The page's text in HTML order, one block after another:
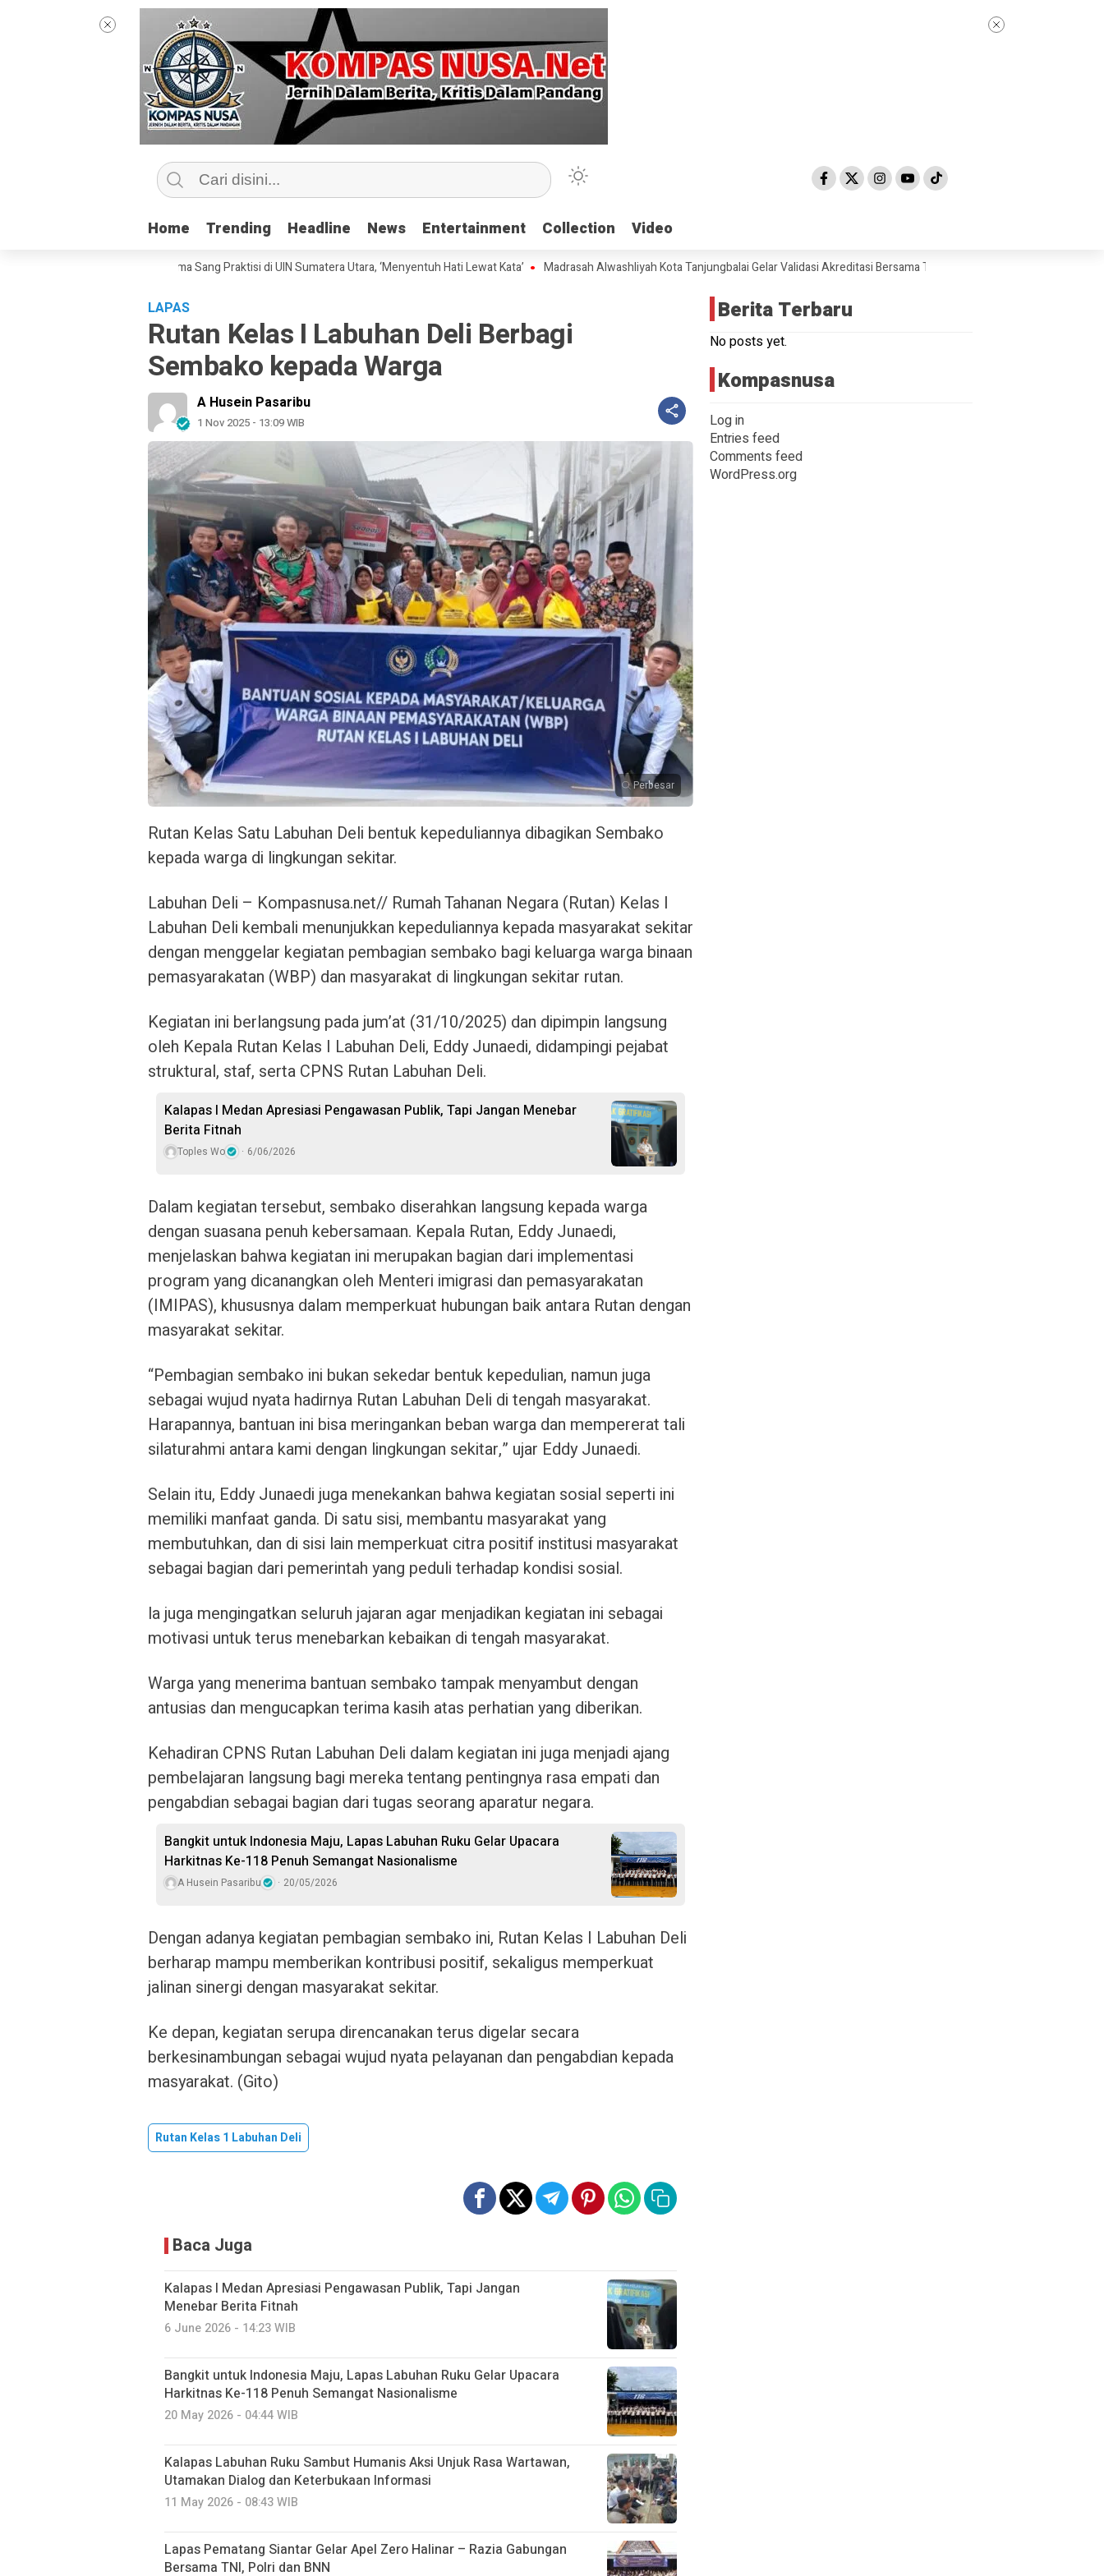
Home Trending Headline News Entertainment Collection Video
Home Trending Headline News Entertainment Collection Video
Kelas Jurnalisme Bersama Sang Praktisi di UIN Sumatera Utara, ‘Menyentuh Hati Lewat Kata’ Madrasah Alwashliyah Kota Tanjungbalai Gelar Validasi Akreditasi Bersama Tim Asesor BAN-PDM Tahun 2026
LAPAS
Rutan Kelas I Labuhan Deli Berbagi
Sembako kepada Warga
A Husein Pasaribu
1 Nov 2025 - 13:09 WIB
Perbesar
Rutan Kelas Satu Labuhan Deli bentuk kepeduliannya dibagikan Sembako
kepada warga di lingkungan sekitar.
Labuhan Deli – Kompasnusa.net// Rumah Tahanan Negara (Rutan) Kelas I
Labuhan Deli kembali menunjukkan kepeduliannya kepada masyarakat sekitar
dengan menggelar kegiatan pembagian sembako bagi keluarga warga binaan
pemasyarakatan (WBP) dan masyarakat di lingkungan sekitar rutan.
Kegiatan ini berlangsung pada jum’at (31/10/2025) dan dipimpin langsung
oleh Kepala Rutan Kelas I Labuhan Deli, Eddy Junaedi, didampingi pejabat
struktural, staf, serta CPNS Rutan Labuhan Deli.
Kalapas I Medan Apresiasi Pengawasan Publik, Tapi Jangan Menebar
Berita Fitnah
Toples Wo 6/06/2026
Dalam kegiatan tersebut, sembako diserahkan langsung kepada warga
dengan suasana penuh kebersamaan. Kepala Rutan, Eddy Junaedi,
menjelaskan bahwa kegiatan ini merupakan bagian dari implementasi
program yang dicanangkan oleh Menteri imigrasi dan pemasyarakatan
(IMIPAS), khususnya dalam memperkuat hubungan baik antara Rutan dengan
masyarakat sekitar.
“Pembagian sembako ini bukan sekedar bentuk kepedulian, namun juga
sebagai wujud nyata hadirnya Rutan Labuhan Deli di tengah masyarakat.
Harapannya, bantuan ini bisa meringankan beban warga dan mempererat tali
silaturahmi antara kami dengan lingkungan sekitar,” ujar Eddy Junaedi.
Selain itu, Eddy Junaedi juga menekankan bahwa kegiatan sosial seperti ini
memiliki manfaat ganda. Di satu sisi, membantu masyarakat yang
membutuhkan, dan di sisi lain memperkuat citra positif institusi masyarakat
sebagai bagian dari pemerintah yang peduli terhadap kondisi sosial.
la juga mengingatkan seluruh jajaran agar menjadikan kegiatan ini sebagai
motivasi untuk terus menebarkan kebaikan di tengah masyarakat.
Warga yang menerima bantuan sembako tampak menyambut dengan
antusias dan mengucapkan terima kasih atas perhatian yang diberikan.
Kehadiran CPNS Rutan Labuhan Deli dalam kegiatan ini juga menjadi ajang
pembelajaran langsung bagi mereka tentang pentingnya rasa empati dan
pengabdian sebagai bagian dari tugas seorang aparatur negara.
Bangkit untuk Indonesia Maju, Lapas Labuhan Ruku Gelar Upacara
Harkitnas Ke-118 Penuh Semangat Nasionalisme
A Husein Pasaribu 20/05/2026
Dengan adanya kegiatan pembagian sembako ini, Rutan Kelas I Labuhan Deli
berharap mampu memberikan kontribusi positif, sekaligus memperkuat
jalinan sinergi dengan masyarakat sekitar.
Ke depan, kegiatan serupa direncanakan terus digelar secara
berkesinambungan sebagai wujud nyata pelayanan dan pengabdian kepada
masyarakat. (Gito)
Rutan Kelas 1 Labuhan Deli
Baca Juga
Kalapas I Medan Apresiasi Pengawasan Publik, Tapi Jangan
Menebar Berita Fitnah
6 June 2026 - 14:23 WIB
Bangkit untuk Indonesia Maju, Lapas Labuhan Ruku Gelar Upacara
Harkitnas Ke-118 Penuh Semangat Nasionalisme
20 May 2026 - 04:44 WIB
Kalapas Labuhan Ruku Sambut Humanis Aksi Unjuk Rasa Wartawan,
Utamakan Dialog dan Keterbukaan Informasi
11 May 2026 - 08:43 WIB
Lapas Pematang Siantar Gelar Apel Zero Halinar – Razia Gabungan
Bersama TNI, Polri dan BNN
Berita Terbaru
No posts yet.
Kompasnusa
Log in
Entries feed
Comments feed
WordPress.org